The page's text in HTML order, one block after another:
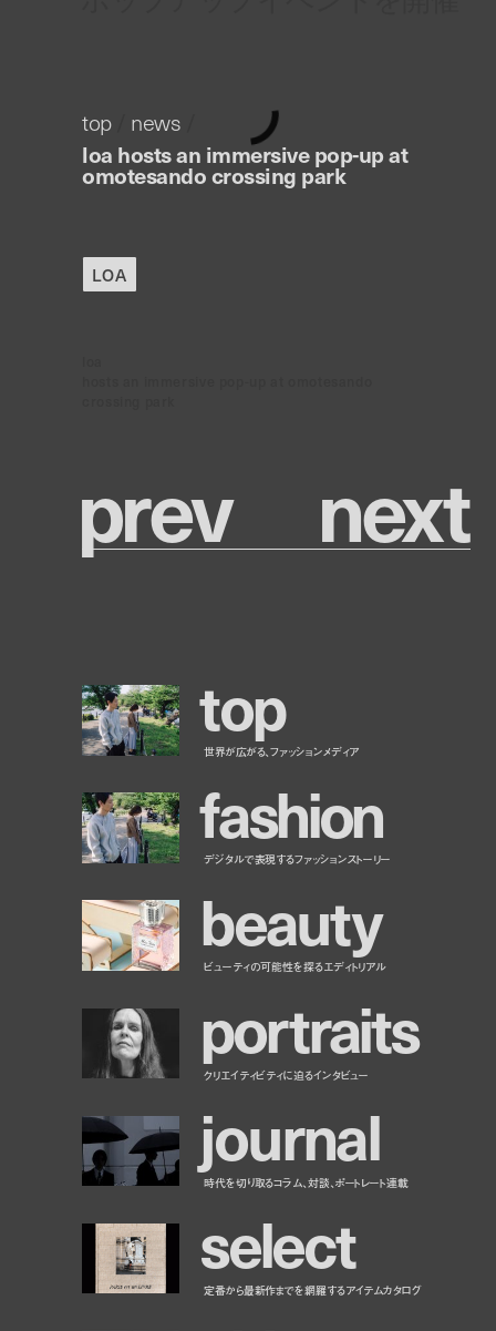
top/ news
loa hosts an immersive pop-up at
omotesando crossing park
LOA
prev next
top
世界が広がる、ファッションメディア
fashion
デジタルで表現するファッションストーリー
beauty
ビューティの可能性を探るエディトリアル
portraits
クリエイティビティに迫るインタビュー
journal
時代を切り取るコラム、対談、ポートレート連載
select
定番から最新作までを網羅するアイテムカタログ